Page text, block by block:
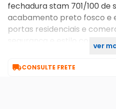
fechadura stam 701/100 de
acabamento preto fosco e
portas residenciais e
segurança e estilo comver
CONSULTE FRETE